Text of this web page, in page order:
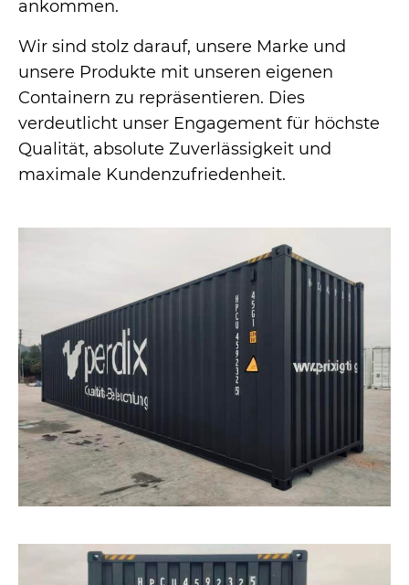
ankommen.
Wir sind stolz darauf, unsere Marke und
unsere Produkte mit unseren eigenen
Containern zu repräsentieren. Dies
verdeutlicht unser Engagement für höchste
Qualität, absolute Zuverlässigkeit und
maximale Kundenzufriedenheit.